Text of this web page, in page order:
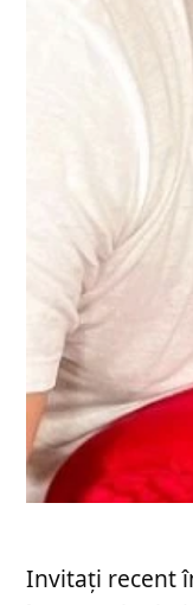
Invitați recent